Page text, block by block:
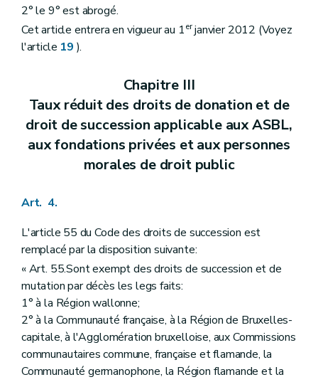
2° le 9° est abrogé.
Cet article entrera en vigueur au 1erjanvier 2012 (Voyez
l'article 19 ).
Chapitre III
Taux réduit des droits de donation et de
droit de succession applicable aux ASBL,
aux fondations privées et aux personnes
morales de droit public
Art. 4.
L'article 55 du Code des droits de succession est
remplacé par la disposition suivante:
« Art. 55.Sont exempt des droits de succession et de
mutation par décès les legs faits:
1° à la Région wallonne;
2° à la Communauté française, à la Région de Bruxelles-
capitale, à l'Agglomération bruxelloise, aux Commissions
communautaires commune, française et flamande, la
Communauté germanophone, la Région flamande et la